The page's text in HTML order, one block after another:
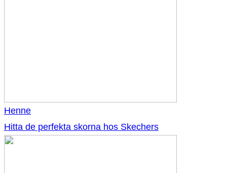
Henne
Hitta de perfekta skorna hos Skechers